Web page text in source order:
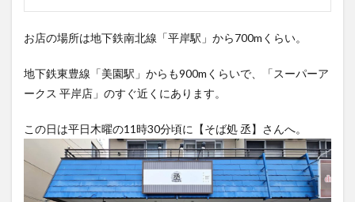
お店の場所は地下鉄南北線「平岸駅」から700mくらい。
地下鉄東豊線「美園駅」からも900mくらいで、「スーパーア
ークス 平岸店」のすぐ近くにあります。
この日は平日木曜の11時30分頃に【そば処 丞】さんへ。